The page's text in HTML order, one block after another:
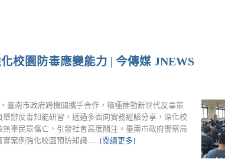
校園防毒應變能力 | 今傳媒 JNEWS
臺南市政府跨機關攜手合作，積極推動新世代反毒策
辦反毒知能研習，透過多面向實務經驗分享，深化校
辜民眾傷亡，引發社會高度關注。臺南市政府警察局
案例強化校園預防知識...... [閱讀更多]